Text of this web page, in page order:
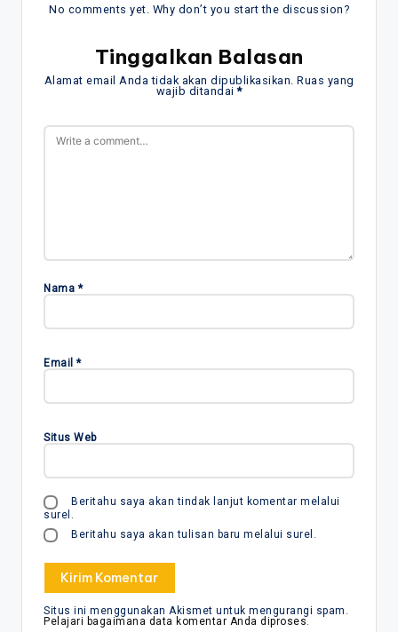
No comments yet. Why don’t you start the discussion?
Tinggalkan Balasan
Alamat email Anda tidak akan dipublikasikan. Ruas yang
wajib ditandai*
Nama *
Email *
Situs Web
Beritahu saya akan tindak lanjut komentar melalui
surel.
Beritahu saya akan tulisan baru melalui surel.
Situs ini menggunakan Akismet untuk mengurangi spam.
Pelajari bagaimana data komentar Anda diproses.